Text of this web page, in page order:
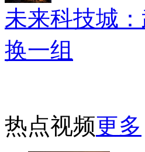
未来科技城
换一组
热点视频更多